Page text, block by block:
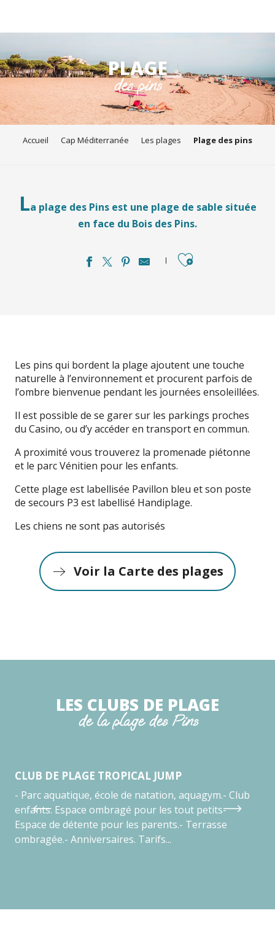
au
contenu
principal
PLAGE
des pins
Accueil Cap Méditerranée Les plages Plage des pins
La plage des Pins est une plage de sable située
en face du Bois des Pins.
Ajouter aux
Les pins qui bordent la plage ajoutent une touche
naturelle à l’environnement et procurent parfois de
l’ombre bienvenue pendant les journées ensoleillées.
Il est possible de se garer sur les parkings proches
du Casino, ou d’y accéder en transport en commun.
A proximité vous trouverez la promenade piétonne
et le parc Vénitien pour les enfants.
Cette plage est labellisée Pavillon bleu et son poste
de secours P3 est labellisé Handiplage.
Les chiens ne sont pas autorisés
Voir la Carte des plages
LES CLUBS DE PLAGE
de la plage des Pins
CLUB DE PLAGE TROPICAL JUMP
- Parc aquatique, école de natation, aquagym.- Club
enfants. Espace ombragé pour les tout petits-
Espace de détente pour les parents.- Terrasse
ombragée.- Anniversaires. Tarifs...